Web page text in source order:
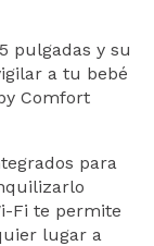
pulgadas y su
a tu bebé
Comfort
para
Fi te permite
lugar a